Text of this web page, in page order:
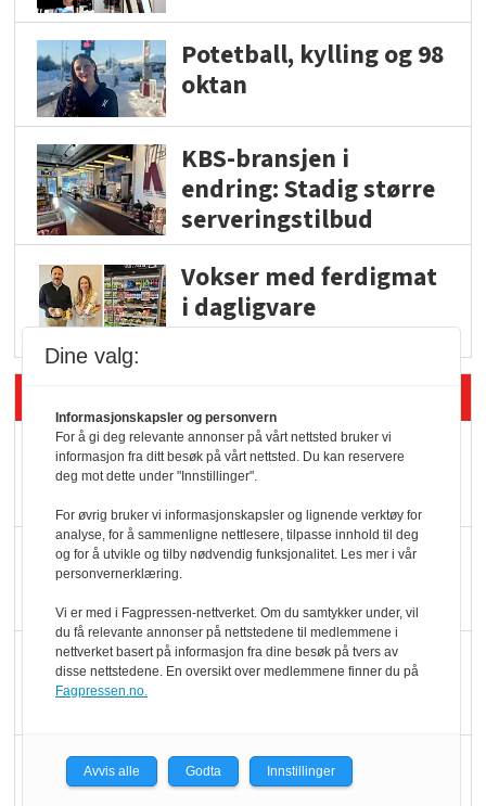
Potetball, kylling og 98
oktan
KBS-bransjen i
endring: Stadig større
serveringstilbud
Vokser med ferdigmat
i dagligvare
Rema-flaggskip
dundrer videre
Slik opprettholdes
ølsalget
Færre varer, men fulle
KI lager mat i butikken
Dine valg:
Informasjonskapsler og personvern
For å gi deg relevante annonser på vårt nettsted bruker vi
informasjon fra ditt besøk på vårt nettsted. Du kan reservere
deg mot dette under "Innstillinger".
For øvrig bruker vi informasjonskapsler og lignende verktøy for
analyse, for å sammenligne nettlesere, tilpasse innhold til deg
og for å utvikle og tilby nødvendig funksjonalitet. Les mer i vår
personvernerklæring.
Vi er med i Fagpressen-nettverket. Om du samtykker under, vil
du få relevante annonser på nettstedene til medlemmene i
nettverket basert på informasjon fra dine besøk på tvers av
disse nettstedene. En oversikt over medlemmene finner du på
Fagpressen.no.
Avvis alle Godta Innstillinger